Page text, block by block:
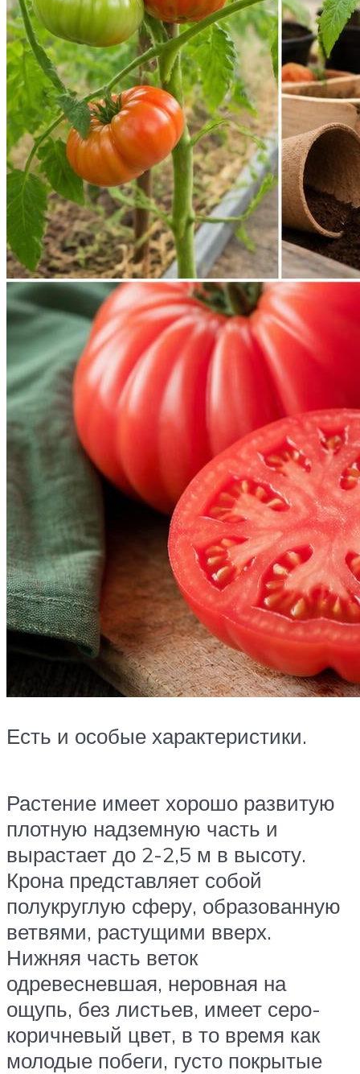
Есть и особые характеристики.
Растение имеет хорошо развитую
плотную надземную часть и
вырастает до 2-2,5 м в высоту.
Крона представляет собой
полукруглую сферу, образованную
ветвями, растущими вверх.
Нижняя часть веток
одревесневшая, неровная на
ощупь, без листьев, имеет серо-
коричневый цвет, в то время как
молодые побеги, густо покрытые